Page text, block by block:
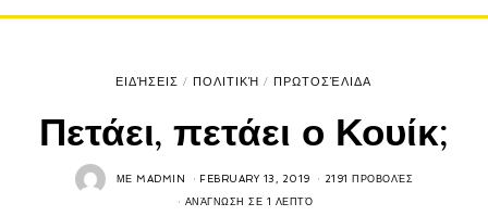
ΕΙΔΉΣΕΙΣ / ΠΟΛΙΤΙΚΉ / ΠΡΩΤΟΣΈΛΙΔΑ
Πετάει, πετάει ο Κουίκ;
ΜΕMADMIN FEBRUARY 13, 2019 2191 ΠΡΟΒΟΛΈΣ
ΑΝΆΓΝΩΣΗ ΣΕ 1 ΛΕΠΤΌ